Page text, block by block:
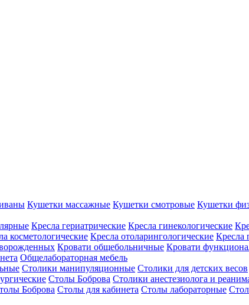
Кушетки массажные Кушетки смотровые Кушетки
Кресла гериатрические Кресла гинекологические
косметологические Кресла отоларингологические Кресла
Кровати общебольничные Кровати
Общелабораторная мебель
Столики манипуляционные Столики для детских весов
Столы Боброва Столики анестезиолога и
Боброва Столы для кабинета Столы лабораторные